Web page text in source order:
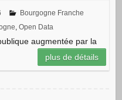
Bourgogne Franche
, Open Data
augmentée par la
plus de détails